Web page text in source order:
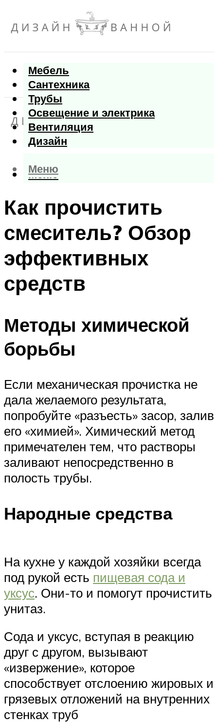
Мебель
Сантехника
Трубы
Освещение и электрика
Вентиляция
Дизайн
Меню
Меню
Как прочистить
смеситель? Обзор
эффективных
средств
Методы химической
борьбы
Если механическая прочистка не
дала желаемого результата,
попробуйте «разъесть» засор, залив
его «химией». Химический метод
примечателен тем, что растворы
заливают непосредственно в
полость трубы.
Народные средства
На кухне у каждой хозяйки всегда
под рукой есть пищевая сода и
уксус. Они-то и помогут прочистить
унитаз.
Сода и уксус, вступая в реакцию
друг с другом, вызывают
«извержение», которое
способствует отслоению жировых и
грязевых отложений на внутренних
стенках труб